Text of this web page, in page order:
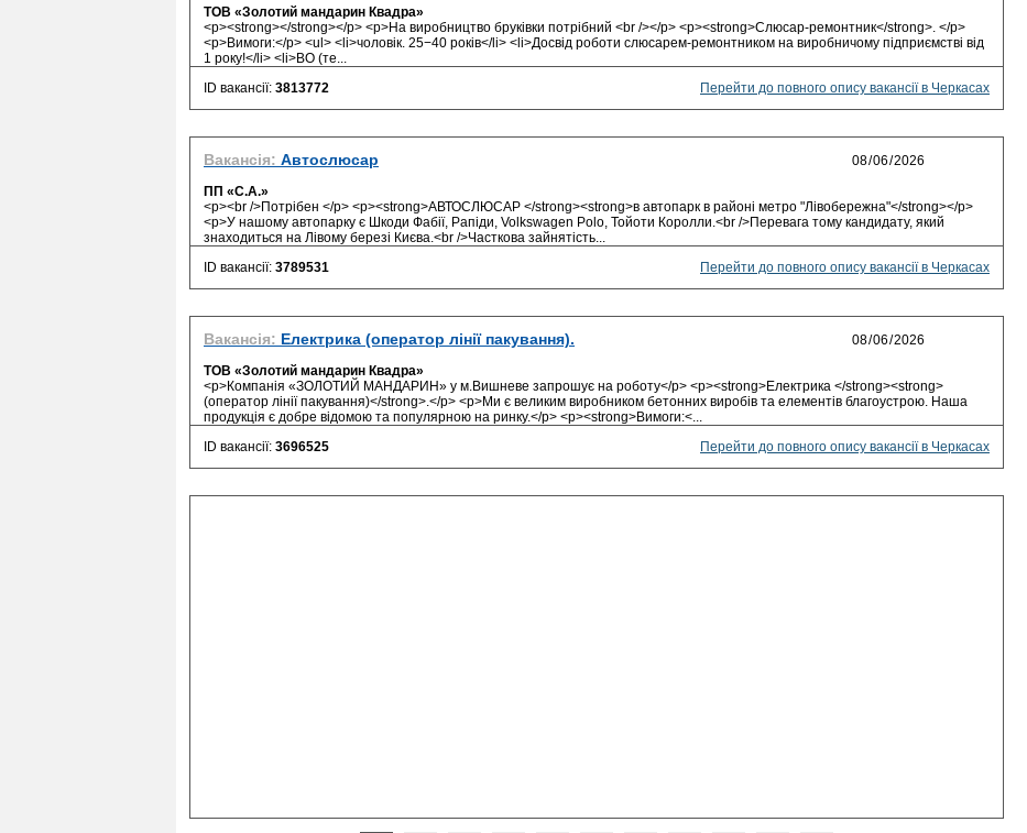
ТОВ «Золотий мандарин Квадра»
<p><strong></strong></p> <p>На виробництво бруківки потрібний <br /></p> <p><strong>Слюсар-ремонтник</strong>. </p>
<p>Вимоги:</p> <ul> <li>чоловік. 25−40 років</li> <li>Досвід роботи слюсарем-ремонтником на виробничому підприємстві від
1 року!</li> <li>ВО (те...
ID вакансії: 3813772 Перейти до повного опису вакансії в Черкасах
Вакансія: Автослюсар
ПП «С.А.»
<p><br />Потрібен </p> <p><strong>АВТОСЛЮСАР </strong><strong>в автопарк в районі метро "Лівобережна"</strong></p>
<p>У нашому автопарку є Шкоди Фабії, Рапіди, Volkswagen Polo, Тойоти Королли.<br />Перевага тому кандидату, який
знаходиться на Лівому березі Києва.<br />Часткова зайнятість...
ID вакансії: 3789531 Перейти до повного опису вакансії в Черкасах
Вакансія: Електрика (оператор лінії пакування).
ТОВ «Золотий мандарин Квадра»
<p>Компанія «ЗОЛОТИЙ МАНДАРИН» у м.Вишневе запрошує на роботу</p> <p><strong>Електрика </strong><strong>
(оператор лінії пакування)</strong>.</p> <p>Ми є великим виробником бетонних виробів та елементів благоустрою. Наша
продукція є добре відомою та популярною на ринку.</p> <p><strong>Вимоги:<...
ID вакансії: 3696525 Перейти до повного опису вакансії в Черкасах